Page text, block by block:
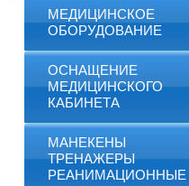
МЕДИЦИНСКОЕ
ОБОРУДОВАНИЕ
ОСНАЩЕНИЕ
МЕДИЦИНСКОГО
КАБИНЕТА
МАНЕКЕНЫ
ТРЕНАЖЕРЫ
РЕАНИМАЦИОННЫЕ